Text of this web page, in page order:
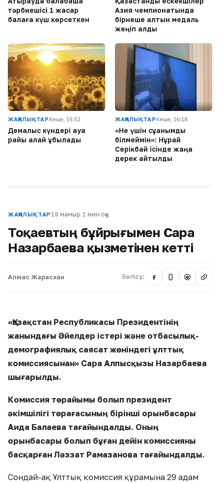
тәрбиешісі 1 жасар
балаға күш көрсеткен
Азия чемпионатында
бірнеше алтын медаль
жеңіп алды
ЖАҢАЛЫҚТАР Кеше, 16:52
Демалыс күндері ауа
райы қалай құбылады
ЖАҢАЛЫҚТАР Кеше, 16:18
«Не үшін сұққанымды
білмеймін»: Нұрай
Серікбай ісінде жаңа
дерек айтылды
ЖАҢАЛЫҚТАР 19 мамыр·1 мин оқу
Тоқаевтың бұйрығымен Сара
Назарбаева қызметінен кетті
Алмас Жарасхан Бөлісу: @
«Қазақстан Республикасы Президентінің
жанындағы Әйелдер істері және отбасылық-
демографиялық саясат жөніндегі ұлттық
комиссиясынан» Сара Алпысқызы Назарбаева
шығарылды.
Комиссия төрайымы болып президент
әкімшілігі төрағасының бірінші орынбасары
Аида Балаева тағайындалды. Оның
орынбасары болып бұған дейін комиссияны
басқарған Ләззат Рамазанова тағайындалды.
Сондай-ақ Ұлттық комиссия құрамына 29 адам